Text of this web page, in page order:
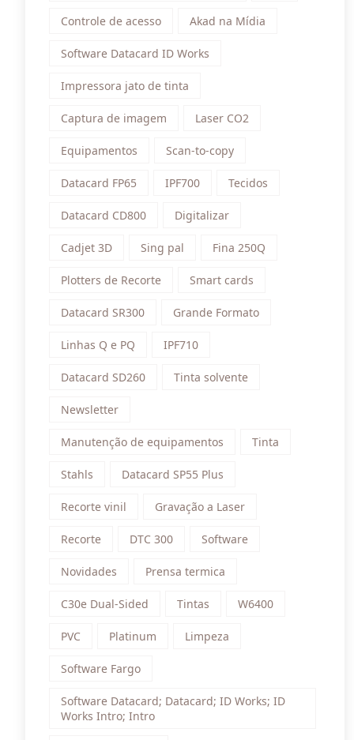
Controle de acesso Akad na Mídia
Software Datacard ID Works
Impressora jato de tinta
Captura de imagem Laser CO2
Equipamentos Scan-to-copy
Datacard FP65 IPF700 Tecidos
Datacard CD800 Digitalizar
Cadjet 3D Sing pal Fina 250Q
Plotters de Recorte Smart cards
Datacard SR300 Grande Formato
Linhas Q e PQ IPF710
Datacard SD260 Tinta solvente
Newsletter
Manutenção de equipamentos Tinta
Stahls Datacard SP55 Plus
Recorte vinil Gravação a Laser
Recorte DTC 300 Software
Novidades Prensa termica
C30e Dual-Sided Tintas W6400
PVC Platinum Limpeza
Software Fargo
Software Datacard; Datacard; ID Works; ID
Works Intro; Intro